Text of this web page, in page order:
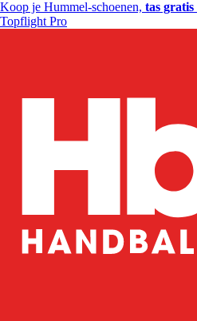
Koop je Hummel-schoenen, tas gratis
Topflight Pro